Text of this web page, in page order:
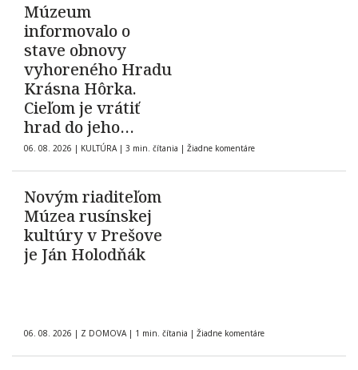
Múzeum
informovalo o
stave obnovy
vyhoreného Hradu
Krásna Hôrka.
Cieľom je vrátiť
hrad do jeho
pôvodnej podoby z
roku 1903
06. 08. 2026 | KULTÚRA | 3 min. čítania | Žiadne komentáre
Novým riaditeľom
Múzea rusínskej
kultúry v Prešove
je Ján Holodňák
06. 08. 2026 | Z DOMOVA | 1 min. čítania | Žiadne komentáre